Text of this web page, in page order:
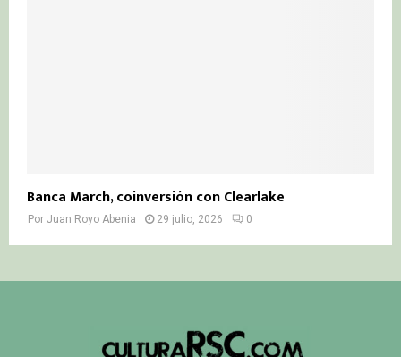
Banca March, coinversión con Clearlake
Por Juan Royo Abenia 29 julio, 2026 0